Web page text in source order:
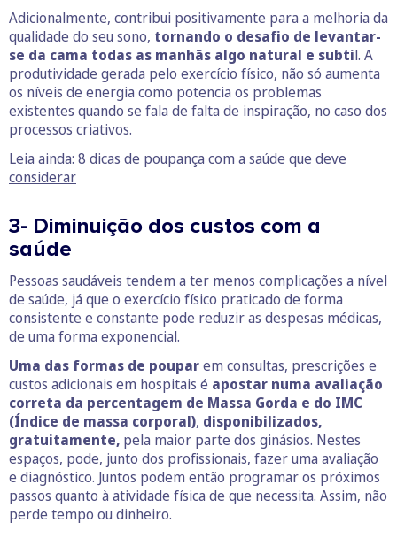
Adicionalmente, contribui positivamente para a melhoria da
qualidade do seu sono, tornando o desafio de levantar-
se da cama todas as manhãs algo natural e subtil. A
produtividade gerada pelo exercício físico, não só aumenta
os níveis de energia como potencia os problemas
existentes quando se fala de falta de inspiração, no caso dos
processos criativos.
Leia ainda: 8 dicas de poupança com a saúde que deve
considerar
3- Diminuição dos custos com a
saúde
Pessoas saudáveis tendem a ter menos complicações a nível
de saúde, já que o exercício físico praticado de forma
consistente e constante pode reduzir as despesas médicas,
de uma forma exponencial.
Uma das formas de pouparem consultas, prescrições e
custos adicionais em hospitais é apostar numa avaliação
correta da percentagem de Massa Gorda e do IMC
(Índice de massa corporal), disponibilizados,
gratuitamente, pela maior parte dos ginásios. Nestes
espaços, pode, junto dos profissionais, fazer uma avaliação
e diagnóstico. Juntos podem então programar os próximos
passos quanto à atividade física de que necessita. Assim, não
perde tempo ou dinheiro.